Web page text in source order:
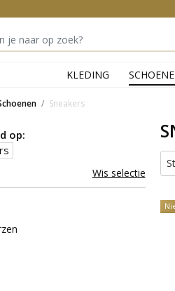
KLEDING
Sneakers
op:
Wis selectie